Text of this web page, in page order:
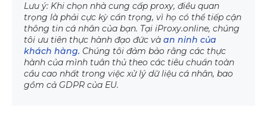
Lưu ý: Khi chọn nhà cung cấp proxy, điều quan
trọng là phải cực kỳ cẩn trọng, vì họ có thể tiếp cận
thông tin cá nhân của bạn. Tại iProxy.online, chúng
tôi ưu tiên thực hành đạo đức và an ninh của
khách hàng. Chúng tôi đảm bảo rằng các thực
hành của mình tuân thủ theo các tiêu chuẩn toàn
cầu cao nhất trong việc xử lý dữ liệu cá nhân, bao
gồm cả GDPR của EU.